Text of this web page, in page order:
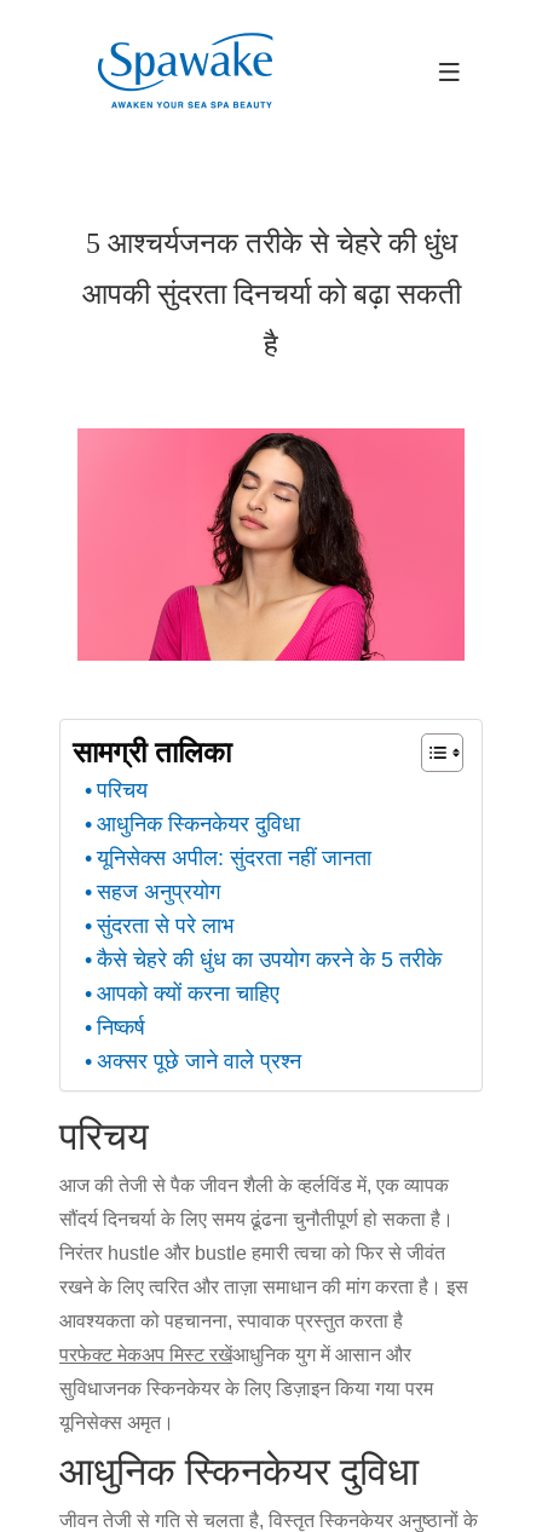
5 आश्चर्यजनक तरीके से चेहरे की धुंध
आपकी सुंदरता दिनचर्या को बढ़ा सकती
है
सामग्री तालिका
परिचय
आधुनिक स्किनकेयर दुविधा
यूनिसेक्स अपील: सुंदरता नहीं जानता
सहज अनुप्रयोग
सुंदरता से परे लाभ
कैसे चेहरे की धुंध का उपयोग करने के 5 तरीके
आपको क्यों करना चाहिए
निष्कर्ष
अक्सर पूछे जाने वाले प्रश्न
परिचय
आज की तेजी से पैक जीवन शैली के व्हर्लविंड में, एक व्यापक
सौंदर्य दिनचर्या के लिए समय ढूंढना चुनौतीपूर्ण हो सकता है।
निरंतर hustle और bustle हमारी त्वचा को फिर से जीवंत
रखने के लिए त्वरित और ताज़ा समाधान की मांग करता है। इस
आवश्यकता को पहचानना, स्पावाक प्रस्तुत करता है
परफेक्ट मेकअप मिस्ट रखेंआधुनिक युग में आसान और
सुविधाजनक स्किनकेयर के लिए डिज़ाइन किया गया परम
यूनिसेक्स अमृत।
आधुनिक स्किनकेयर दुविधा
जीवन तेजी से गति से चलता है, विस्तृत स्किनकेयर अनुष्ठानों के